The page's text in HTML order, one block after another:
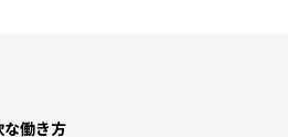
な働き方